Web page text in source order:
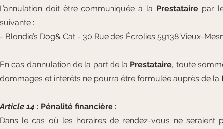
L’annulation doit être communiquée à la Prestatairepar le
suivante :
- Blondie’s Dog& Cat - 30 Rue des Écrolies 59138 Vieux-
En cas d’annulation de la part de la Prestataire, toute
dommages et intérêts ne pourra être formulée auprès de la
Article 14 : Pénalité financière :
Dans le cas où les horaires de rendez-vous ne seraient